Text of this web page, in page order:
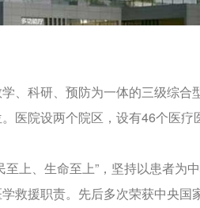
、科研、预防为一体的三级综合
医院设两个院区，设有46个医
上、生命至上”，坚持以患者为
救援职责。先后多次荣获中央国